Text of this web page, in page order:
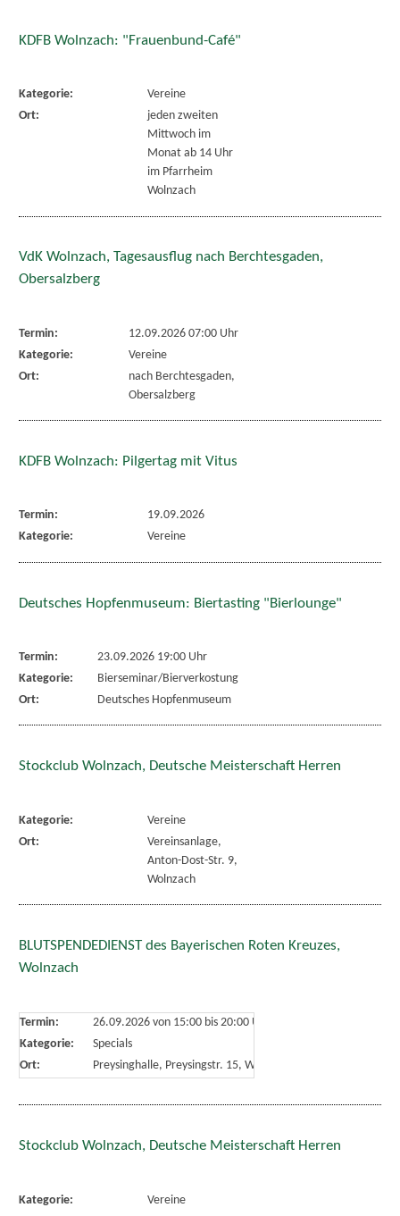
KDFB Wolnzach: "Frauenbund-Café"
Kategorie:
Vereine
Ort:
jeden zweiten
Mittwoch im
Monat ab 14 Uhr
im Pfarrheim
Wolnzach
VdK Wolnzach, Tagesausflug nach Berchtesgaden,
Obersalzberg
Termin:
12.09.2026 07:00 Uhr
Kategorie:
Vereine
Ort:
nach Berchtesgaden,
Obersalzberg
KDFB Wolnzach: Pilgertag mit Vitus
Termin:
19.09.2026
Kategorie:
Vereine
Deutsches Hopfenmuseum: Biertasting "Bierlounge"
Termin:
23.09.2026 19:00 Uhr
Kategorie:
Bierseminar/Bierverkostung
Ort:
Deutsches Hopfenmuseum
Stockclub Wolnzach, Deutsche Meisterschaft Herren
Kategorie:
Vereine
Ort:
Vereinsanlage,
Anton-Dost-Str. 9,
Wolnzach
BLUTSPENDEDIENST des Bayerischen Roten Kreuzes,
Wolnzach
Termin: 26.09.2026 von 15:00bis 20:00 Uhr
Kategorie:
Specials
Ort:
Preysinghalle, Preysingstr. 15, Wolnzach
Stockclub Wolnzach, Deutsche Meisterschaft Herren
Kategorie:
Vereine